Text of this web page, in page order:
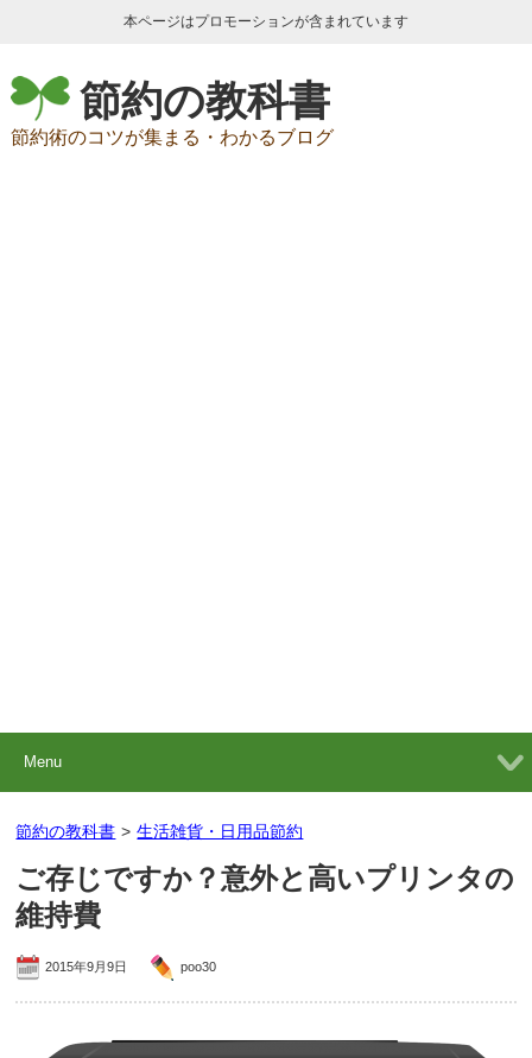
本ページはプロモーションが含まれています
節約の教科書
節約術のコツが集まる・わかるブログ
Menu
節約の教科書 > 生活雑貨・日用品節約
ご存じですか？意外と高いプリンタの
維持費
2015年9月9日 poo30